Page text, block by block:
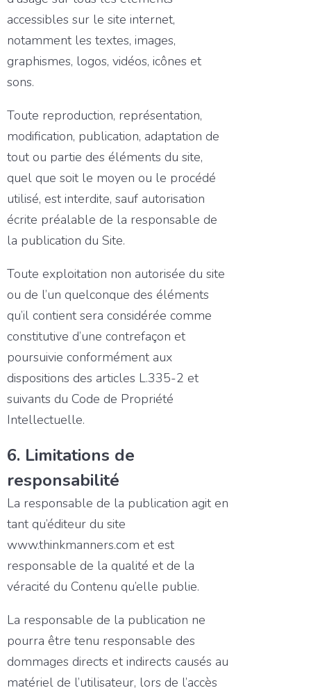
accessibles sur le site internet,
notamment les textes, images,
graphismes, logos, vidéos, icônes et
sons.
Toute reproduction, représentation,
modification, publication, adaptation de
tout ou partie des éléments du site,
quel que soit le moyen ou le procédé
utilisé, est interdite, sauf autorisation
écrite préalable de la responsable de
la publication du Site.
Toute exploitation non autorisée du site
ou de l’un quelconque des éléments
qu’il contient sera considérée comme
constitutive d’une contrefaçon et
poursuivie conformément aux
dispositions des articles L.335-2 et
suivants du Code de Propriété
Intellectuelle.
6. Limitations de
responsabilité
La responsable de la publication agit en
tant qu’éditeur du site
www.thinkmanners.com et est
responsable de la qualité et de la
véracité du Contenu qu’elle publie.
La responsable de la publication ne
pourra être tenu responsable des
dommages directs et indirects causés au
matériel de l’utilisateur, lors de l’accès